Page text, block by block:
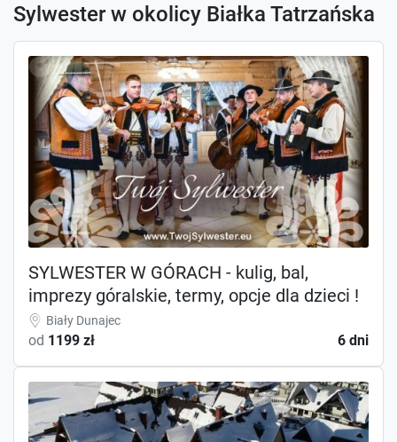
Sylwester w okolicy Białka Tatrzańska
SYLWESTER W GÓRACH - kulig, bal,
imprezy góralskie, termy, opcje dla dzieci !
Biały Dunajec
od 1199 zł 6 dni